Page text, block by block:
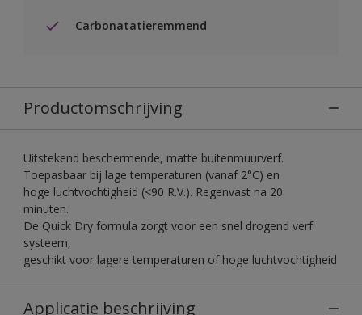
Carbonatatieremmend
Productomschrijving
Uitstekend beschermende, matte buitenmuurverf.
Toepasbaar bij lage temperaturen (vanaf 2°C) en
hoge luchtvochtigheid (<90 R.V.). Regenvast na 20
minuten.
De Quick Dry formula zorgt voor een snel drogend verf
systeem,
geschikt voor lagere temperaturen of hoge luchtvochtigheid
Applicatie beschrijving